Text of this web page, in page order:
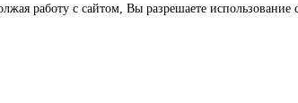
работу с сайтом, Вы разрешаете